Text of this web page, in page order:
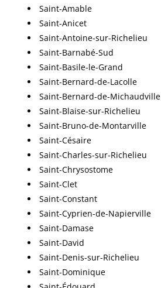
Saint-Amable
Saint-Anicet
Saint-Antoine-sur-Richelieu
Saint-Barnabé-Sud
Saint-Basile-le-Grand
Saint-Bernard-de-Lacolle
Saint-Bernard-de-Michaudville
Saint-Blaise-sur-Richelieu
Saint-Bruno-de-Montarville
Saint-Césaire
Saint-Charles-sur-Richelieu
Saint-Chrysostome
Saint-Clet
Saint-Constant
Saint-Cyprien-de-Napierville
Saint-Damase
Saint-David
Saint-Denis-sur-Richelieu
Saint-Dominique